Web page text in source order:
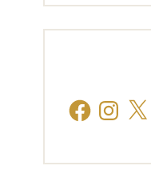
FacebookInstagram
X